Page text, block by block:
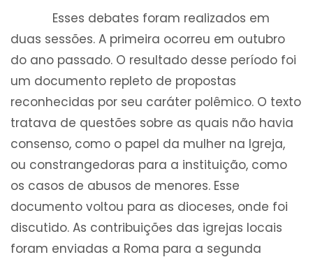
Esses debates foram realizados em
duas sessões. A primeira ocorreu em outubro
do ano passado. O resultado desse período foi
um documento repleto de propostas
reconhecidas por seu caráter polêmico. O texto
tratava de questões sobre as quais não havia
consenso, como o papel da mulher na Igreja,
ou constrangedoras para a instituição, como
os casos de abusos de menores. Esse
documento voltou para as dioceses, onde foi
discutido. As contribuições das igrejas locais
foram enviadas a Roma para a segunda